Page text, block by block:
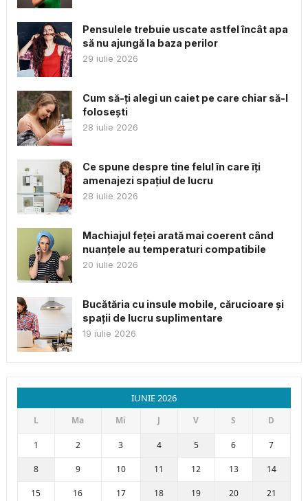
Pensulele trebuie uscate astfel încât apa
să nu ajungă la baza perilor
29 iulie 2026
Cum să-ți alegi un caiet pe care chiar să-l
folosești
28 iulie 2026
Ce spune despre tine felul în care îți
amenajezi spațiul de lucru
28 iulie 2026
Machiajul feței arată mai coerent când
nuanțele au temperaturi compatibile
20 iulie 2026
Bucătăria cu insule mobile, cărucioare și
spații de lucru suplimentare
19 iulie 2026
IUNIE 2026
L Ma Mi J V S D
1 2 3 4 5 6 7
8 9 10 11 12 13 14
15 16 17 18 19 20 21